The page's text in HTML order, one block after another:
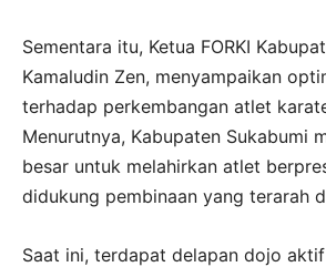
Sementara itu, Ketua FORKI
Kamaludin Zen, menyampaikan
terhadap perkembangan atlet
Menurutnya, Kabupaten Sukabumi
besar untuk melahirkan atlet
didukung pembinaan yang terarah
Saat ini, terdapat delapan dojo